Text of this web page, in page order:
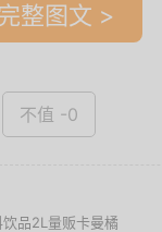
整图文 >
不值 -0
品2L量贩卡曼橘